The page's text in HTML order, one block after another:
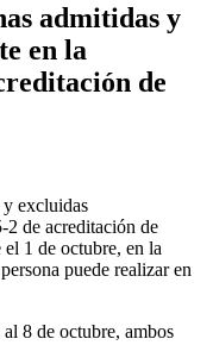
admitidas y
en la
de
excluidas
de acreditación de
1 de octubre, en la
puede realizar en
8 de octubre, ambos